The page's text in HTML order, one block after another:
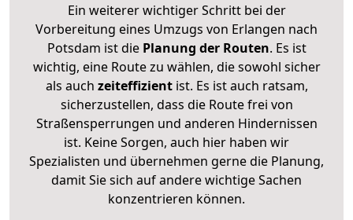
Ein weiterer wichtiger Schritt bei der
Vorbereitung eines Umzugs von Erlangen nach
Potsdam ist diePlanung der Routen. Es ist
wichtig, eine Route zu wählen, die sowohl sicher
als auch zeiteffizientist. Es ist auch ratsam,
sicherzustellen, dass die Route frei von
Straßensperrungen und anderen Hindernissen
ist. Keine Sorgen, auch hier haben wir
Spezialisten und übernehmen gerne die Planung,
damit Sie sich auf andere wichtige Sachen
konzentrieren können.